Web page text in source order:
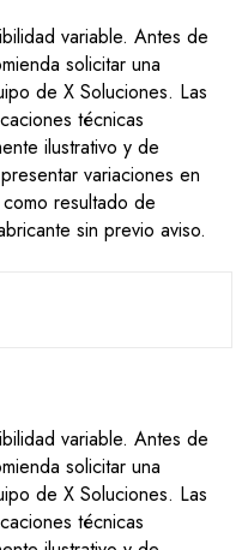
variable. Antes de
solicitar una
de X Soluciones. Las
técnicas
ilustrativo y de
variaciones en
resultado de
sin previo aviso.
variable. Antes de
solicitar una
de X Soluciones. Las
técnicas